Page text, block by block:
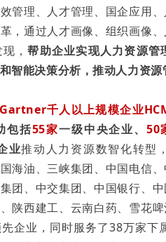
管理、人才管理、国企应用
，通过人才画像、组织画像
现，帮助企业实现人力资源管
智能决策分析，推动人力资
千人以上规模企业
包括55家一级中央企业、 50
业推动人力资源数智化转型
海油、三峡集团、中国电信
团、中交集团、中国银行、
陕西建工、云南白药、雪花
企业，同时服务了38万家下